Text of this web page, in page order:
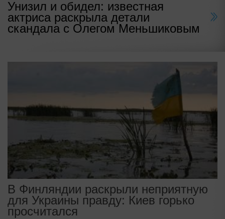
Унизил и обидел: известная
актриса раскрыла детали
скандала с Олегом Меньшиковым
В Финляндии раскрыли неприятную
для Украины правду: Киев горько
просчитался